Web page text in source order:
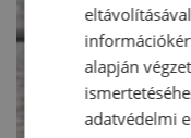
alapján
adatvédelmi